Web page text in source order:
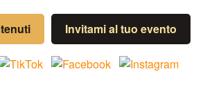
Invitami al tuo evento